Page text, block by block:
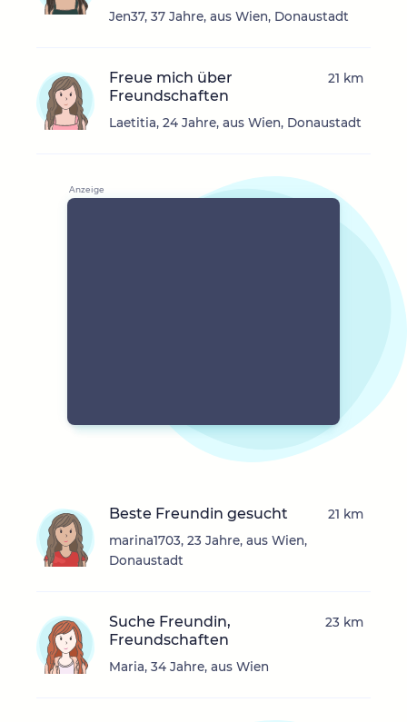
Jen37, 37 Jahre, aus Wien, Donaustadt
Freue mich über
Freundschaften
Laetitia, 24 Jahre, aus Wien, Donaustadt
21 km
Beste Freundin gesucht
marina1703, 23 Jahre, aus Wien,
Donaustadt
21 km
Suche Freundin,
Freundschaften
Maria, 34 Jahre, aus Wien
23 km